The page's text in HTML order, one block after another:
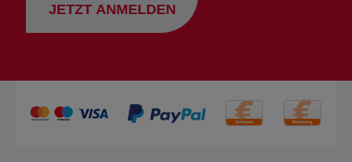
JETZT ANMELDEN